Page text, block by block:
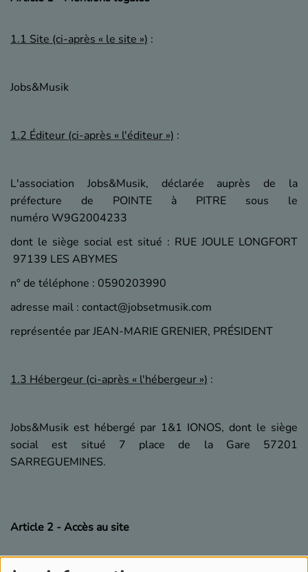
1.1 Site (ci-après « le site ») :
Jobs&Musik
1.2 Éditeur (ci-après « l'éditeur ») :
L'association Jobs&Musik, déclarée auprès de la
préfecture de POINTE à PITRE sous le
numéro W9G2004233
dont le siège social est situé : RUE JOULE LONGFORT
97139 LES ABYMES
n° de téléphone : 0590203990
adresse mail : contact@jobsetmusik.com
représentée par JEAN-MARIE GRENIER, PRÉSIDENT
1.3 Hébergeur (ci-après « l'hébergeur ») :
Jobs&Musik est hébergé par 1&1 IONOS, dont le siège
social est situé 7 place de la Gare 57201
SARREGUEMINES.
Article 2 - Accès au site
L'accès au site et son utilisation sont réservés à un usage